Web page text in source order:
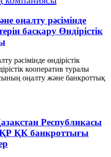
оңалту рәсімінде
басқару Өндiрiстiк
рәсімінде өндірістік
кооператив туралы
оңалту және банкроттық
Республикасы
ҚК банкроттығы